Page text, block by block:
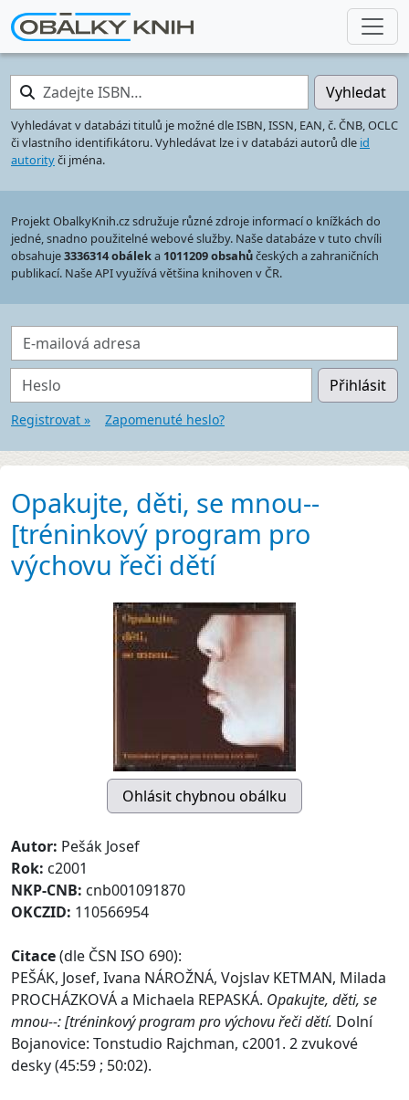
Zadejte ISBN… Vyhledat
Vyhledávat v databázi titulů je možné dle ISBN, ISSN, EAN, č. ČNB, OCLC
či vlastního identifikátoru. Vyhledávat lze i v databázi autorů dle id
autorityči jména.
Projekt ObalkyKnih.cz sdružuje různé zdroje informací o knížkách do
jedné, snadno použitelné webové služby. Naše databáze v tuto chvíli
obsahuje3336314 obáleka 1011209 obsahůčeských a zahraničních
publikací. Naše API využívá většina knihoven v ČR.
E-mailová adresa
Heslo Přihlásit
Registrovat » Zapomenuté heslo?
Opakujte, děti, se mnou--
[tréninkový program pro
výchovu řeči dětí
Autor: Pešák Josef
Rok: c2001
NKP-CNB: cnb001091870
OKCZID: 110566954
Citace(dle ČSN ISO 690):
PEŠÁK, Josef, Ivana NÁROŽNÁ, Vojslav KETMAN, Milada
PROCHÁZKOVÁ a Michaela REPASKÁ. Opakujte, děti, se
mnou--: [tréninkový program pro výchovu řeči dětí. Dolní
Bojanovice: Tonstudio Rajchman, c2001. 2 zvukové
desky (45:59 ; 50:02).